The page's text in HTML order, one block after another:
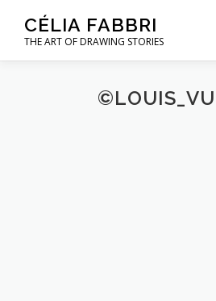
contenu
CÉLIA FABBRI
THE ART OF DRAWING STORIES